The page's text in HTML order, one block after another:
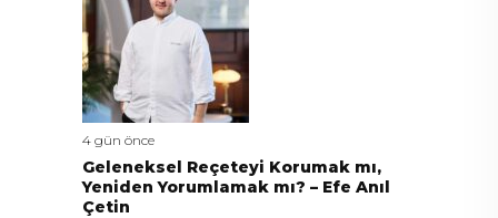
4 gün önce
Geleneksel Reçeteyi Korumak mı,
Yeniden Yorumlamak mı? – Efe Anıl
Çetin